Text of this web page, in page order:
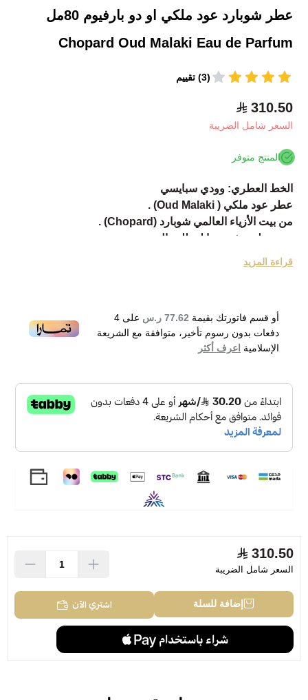
عطر شوبارد عود ملكي او دو بارفيوم 80مل
Chopard Oud Malaki Eau de Parfum
(3) تقييم
310.50
السعر شامل الضريبة
المنتج متوفر
الخط العطري: وودي سبايسي
عطر عود ملكي ( Oud Malaki) .
من بيت الأزياء العالمي شوبارد (Chopard) .
وهو عطر خشبي توابلي للرجال .
تم اصداره في عام 2012 .
ومازالت اصداراته واردة حتى الأن.
في حين تختتم القاعدة العطرية التكوين مع العود والعنبر
لتضيف لمسات ساحرة على العطر.
فاخر وينفع للمناسبات والحفلات الراقية كحفلات الزواج
Chopard Oud Malaki Eau de Parfum 80ml
قراءة المزيد
أو قسم فاتورتك بقيمة 77.62 ر.س على 4
دفعات بدون رسوم تأخير، متوافقة مع الشريعة
الإسلامية اعرف أكثر
310.50
السعر شامل الضريبة
إضافة للسلة اشتري الآن